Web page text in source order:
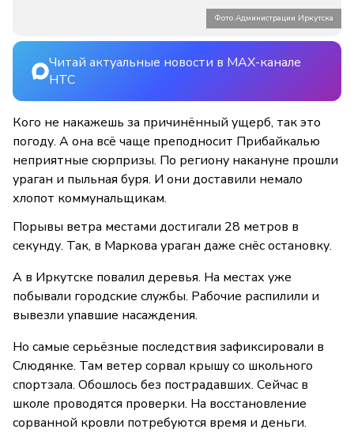
Фото Администрации Иркутска
Читай актуальные новости в MAX-канале
НТС
Кого не накажешь за причинённый ущерб, так это
погоду. А она всё чаще преподносит Прибайкалью
неприятные сюрпризы. По региону накануне прошли
ураган и пыльная буря. И они доставили немало
хлопот коммунальщикам.
Порывы ветра местами достигали 28 метров в
секунду. Так, в Маркова ураган даже снёс остановку.
А в Иркутске повалил деревья. На местах уже
побывали городские службы. Рабочие распилили и
вывезли упавшие насаждения.
Но самые серьёзные последствия зафиксировали в
Слюдянке. Там ветер сорвал крышу со школьного
спортзала. Обошлось без пострадавших. Сейчас в
школе проводятся проверки. На восстановление
сорванной кровли потребуются время и деньги.